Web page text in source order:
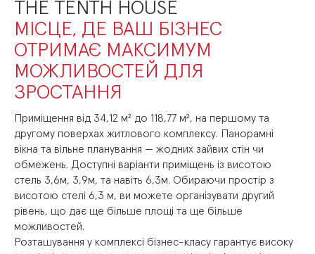
THE TENTH HOUSE
МІСЦЕ, ДЕ ВАШ БІЗНЕС
ОТРИМАЄ МАКСИМУМ
МОЖЛИВОСТЕЙ ДЛЯ
ЗРОСТАННЯ
Приміщення від 34,12 м² до 118,77 м², на першому та
другому поверхах житлового комплексу. Панорамні
вікна та вільне планування — жодних зайвих стін чи
обмежень. Доступні варіанти приміщень із висотою
стель 3,6м, 3,9м, та навіть 6,3м. Обираючи простір з
висотою стелі 6,3 м, ви можете організувати другий
рівень, що дає ще більше площі та ще більше
можливостей.
Розташування у комплексі бізнес-класу гарантує високу